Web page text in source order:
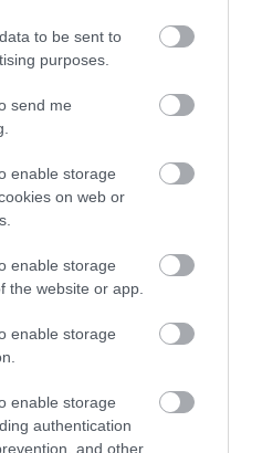
to be sent to
purposes.
send me
enable storage
on web or
enable storage
the website or app.
enable storage
enable storage
authentication
and other
επικίνδυνα όρια –